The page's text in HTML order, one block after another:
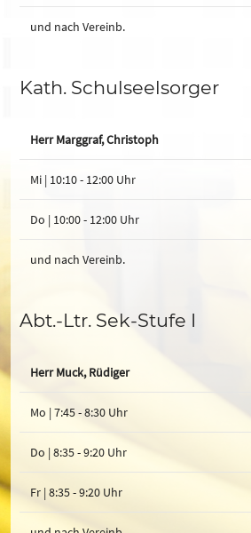
und nach Vereinb.
Kath. Schulseelsorger
Herr Marggraf, Christoph
Mi | 10:10 - 12:00 Uhr
Do | 10:00 - 12:00 Uhr
und nach Vereinb.
Abt.-Ltr. Sek-Stufe I
Herr Muck, Rüdiger
Mo | 7:45 - 8:30 Uhr
Do | 8:35 - 9:20 Uhr
Fr | 8:35 - 9:20 Uhr